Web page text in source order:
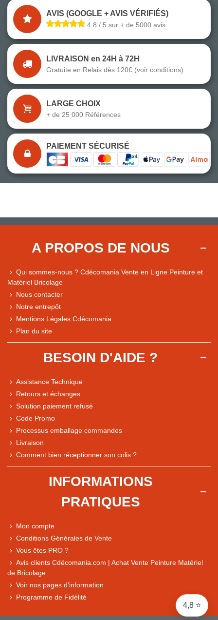
4,8 ⭐
Comparaison des performances du magasin
Express, Chez vous, Point relais, Retrait magasin
AVIS (GOOGLE + AVIS VÉRIFIÉS)
4.8 / 5 sur + de 5000 avis
LIVRAISON en 24H à 72H
Gratuite en Relais dès 120€ (voir conditions)
LARGE CHOIX
+ de 25 000 Références
PAIEMENT SÉCURISÉ
A PROPOS DE NOUS
Qui sommes-nous ? Cdécomania Vente en Ligne Peinture et
Matériel Bricolage
Nous contacter
Notre entrepôt
Mentions Légales Cdécomania
Plan du site
BESOIN D'AIDE ?
Assistance Technique
Retours et échanges
Solution paiement refusé
Code Promo
Processus emballage commandes
Livraison
Comment bien réceptionner son colis ?
INFORMATIONS
PRATIQUES
Mon compte
Conditions Générales de Vente
Vous êtes PRO ?
Avis clients Cdécomania.com | Achat Vente Peinture Matériel
de Bricolage
Voir nos pages d'information
Programme de Fidélité